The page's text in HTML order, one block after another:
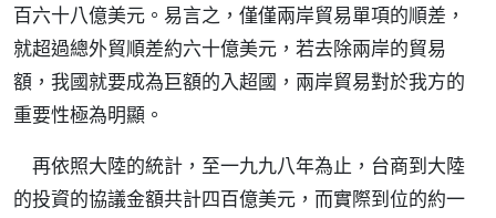
百六十八億美元。易言之，僅僅兩岸貿易單項的順差，
就超過總外貿順差約六十億美元，若去除兩岸的貿易
額，我國就要成為巨額的入超國，兩岸貿易對於我方的
重要性極為明顯。
再依照大陸的統計，至一九九八年為止，台商到大陸
的投資的協議金額共計四百億美元，而實際到位的約一